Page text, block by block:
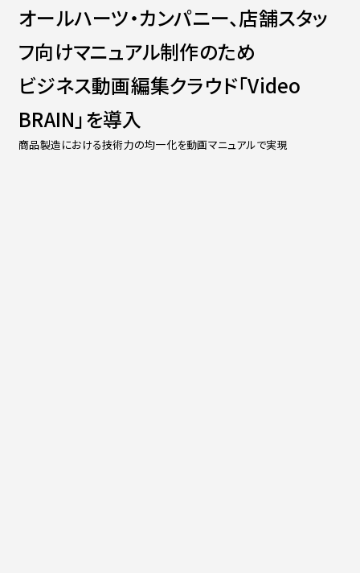
会社紹介資料
社員インタビュー
福利厚生
募集職種
Contact
オールハーツ・カンパニー、店舗スタッ
フ向けマニュアル制作のため
ビジネス動画編集クラウド「Video
BRAIN」を導入
商品製造における技術力の均一化を動画マニュアルで実現